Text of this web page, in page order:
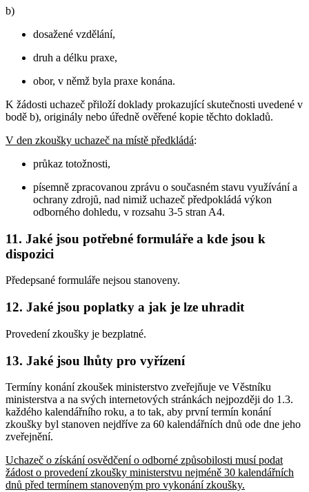
b)
dosažené vzdělání,
druh a délku praxe,
obor, v němž byla praxe konána.
K žádosti uchazeč přiloží doklady prokazující skutečnosti uvedené v
bodě b), originály nebo úředně ověřené kopie těchto dokladů.
V den zkoušky uchazeč na místě předkládá:
průkaz totožnosti,
písemně zpracovanou zprávu o současném stavu využívání a
ochrany zdrojů, nad nimiž uchazeč předpokládá výkon
odborného dohledu, v rozsahu 3-5 stran A4.
11. Jaké jsou potřebné formuláře a kde jsou k
dispozici
Předepsané formuláře nejsou stanoveny.
12. Jaké jsou poplatky a jak je lze uhradit
Provedení zkoušky je bezplatné.
13. Jaké jsou lhůty pro vyřízení
Termíny konání zkoušek ministerstvo zveřejňuje ve Věstníku
ministerstva a na svých internetových stránkách nejpozději do 1.3.
každého kalendářního roku, a to tak, aby první termín konání
zkoušky byl stanoven nejdříve za 60 kalendářních dnů ode dne jeho
zveřejnění.
Uchazeč o získání osvědčení o odborné způsobilosti musí podat
žádost o provedení zkoušky ministerstvu nejméně 30 kalendářních
dnů před termínem stanoveným pro vykonání zkoušky.